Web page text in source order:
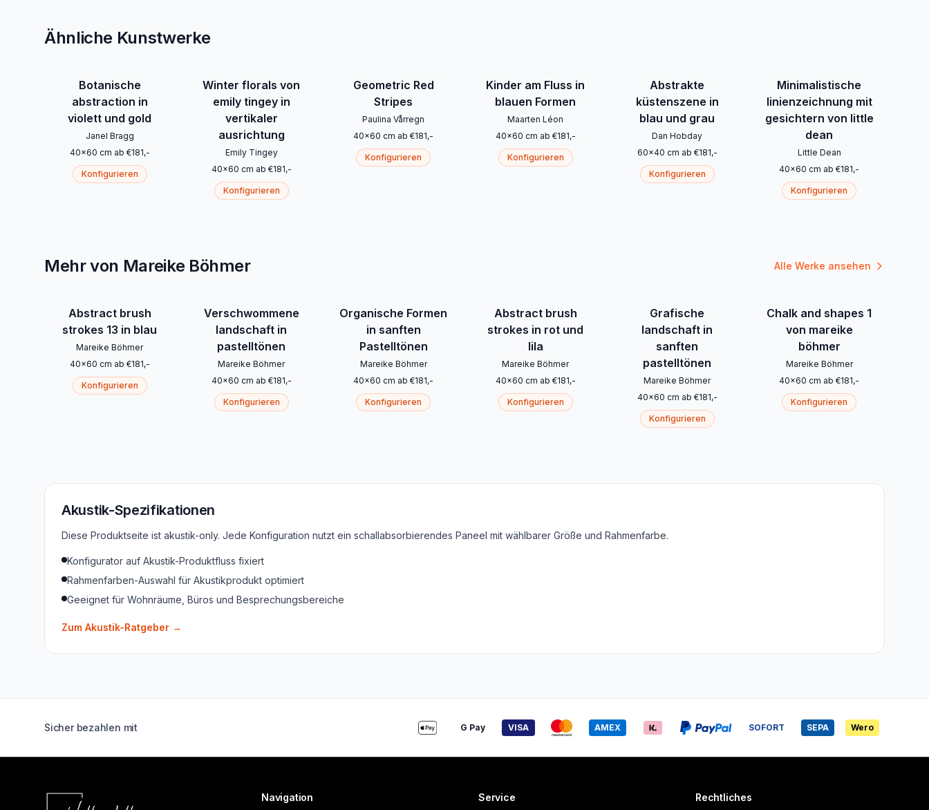
Ähnliche Kunstwerke
Botanische
abstraction in
violett und gold
Janel Bragg
40x60 cm ab €181,-
Konfigurieren
Winter florals von
emily tingey in
vertikaler
ausrichtung
Emily Tingey
40x60 cm ab €181,-
Konfigurieren
Geometric Red
Stripes
Paulina Vårregn
40x60 cm ab €181,-
Konfigurieren
Kinder am Fluss in
blauen Formen
Maarten Léon
40x60 cm ab €181,-
Konfigurieren
Abstrakte
küstenszene in
blau und grau
Dan Hobday
60x40 cm ab €181,-
Konfigurieren
Minimalistische
linienzeichnung mit
gesichtern von little
dean
Little Dean
40x60 cm ab €181,-
Konfigurieren
Mehr von Mareike Böhmer Alle Werke ansehen
Abstract brush
strokes 13 in blau
Mareike Böhmer
40x60 cm ab €181,-
Konfigurieren
Verschwommene
landschaft in
pastelltönen
Mareike Böhmer
40x60 cm ab €181,-
Konfigurieren
Organische Formen
in sanften
Pastelltönen
Mareike Böhmer
40x60 cm ab €181,-
Konfigurieren
Abstract brush
strokes in rot und
lila
Mareike Böhmer
40x60 cm ab €181,-
Konfigurieren
Grafische
landschaft in
sanften
pastelltönen
Mareike Böhmer
40x60 cm ab €181,-
Konfigurieren
Chalk and shapes 1
von mareike
böhmer
Mareike Böhmer
40x60 cm ab €181,-
Konfigurieren
Akustik-Spezifikationen
Diese Produktseite ist akustik-only. Jede Konfiguration nutzt ein schallabsorbierendes Paneel mit wählbarer Größe und Rahmenfarbe.
Konfigurator auf Akustik-Produktfluss fixiert
Rahmenfarben-Auswahl für Akustikprodukt optimiert
Geeignet für Wohnräume, Büros und Besprechungsbereiche
Zum Akustik-Ratgeber →
Sicher bezahlen mit G Pay VISA AMEX SOFORT SEPA Wero
Navigation Service Rechtliches